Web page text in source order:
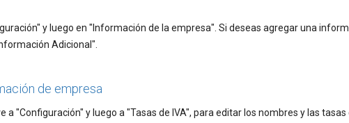
y luego en "Información de la empresa". Si deseas agregar una
Adicional".
de empresa
"Configuración" y luego a "Tasas de IVA", para editar los nombres y las tasas